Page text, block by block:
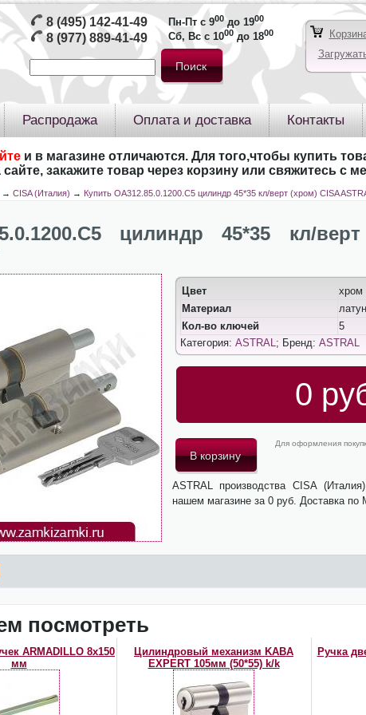
8 (495) 142-41-49
8 (977) 889-41-49
Пн-Пт с 900до 1900
Сб, Вс с 1000до 1800
Распродажа Оплата и доставка Контакты
и в магазине отличаются. Для того,чтобы купить
сайте, закажите товар через корзину или свяжитесь с
→CISA (Италия) → Купить OA312.85.0.1200.C5 цилиндр 45*35 кл/верт (хром) CISA
цилиндр 45*35 кл/
Цвет
хром
Материал
Кол-во ключей
5
Категория: ASTRAL; Бренд: ASTRAL
0
Для оформления
ASTRAL производства CISA
нашем магазине за 0 руб. Доставка
посмотреть
ARMADILLO 8х150
мм
Цилиндровый механизм KABA
EXPERT 105мм (50*55) k/k
Ручка